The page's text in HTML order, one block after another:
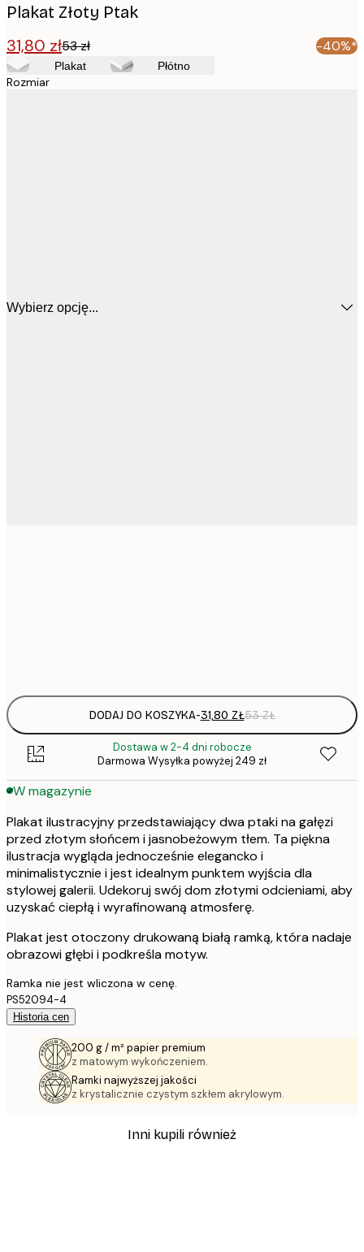
Plakat Złoty Ptak
31,80 zł53 zł -40%*
Plakat Płótno
Rozmiar
Wybierz opcję...
DODAJ DO KOSZYKA-31,80 ZŁ53 ZŁ
Dostawa w 2-4 dni robocze
Darmowa Wysyłka powyżej 249 zł
W magazynie
Plakat ilustracyjny przedstawiający dwa ptaki na gałęzi
przed złotym słońcem i jasnobeżowym tłem. Ta piękna
ilustracja wygląda jednocześnie elegancko i
minimalistycznie i jest idealnym punktem wyjścia dla
stylowej galerii. Udekoruj swój dom złotymi odcieniami, aby
uzyskać ciepłą i wyrafinowaną atmosferę.
Plakat jest otoczony drukowaną białą ramką, która nadaje
obrazowi głębi i podkreśla motyw.
Ramka nie jest wliczona w cenę.
PS52094-4
Historia cen
200 g / m² papier premium
z matowym wykończeniem.
Ramki najwyższej jakości
z krystalicznie czystym szkłem akrylowym.
Inni kupili również